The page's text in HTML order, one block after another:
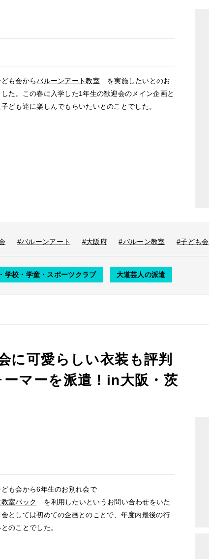
も会からバルーンアート教室
を実施したいとのお
た。この春に入学した1年生の歓迎会のメイン企画と
ども達に楽しんでもらいたいとのことでした。
#バルーンアート #大阪府 #バルーン教室 #子ども会
学校・学童・スポーツクラブ 大道芸人の派遣
に可愛らしい衣装も評判
マーを派遣！in大阪・茨
も会から6年生のお別れ会で
室パック
を利用したいというお問い合わせをいた
としては初めての企画とのことで、年度内最後の行
のことでした。